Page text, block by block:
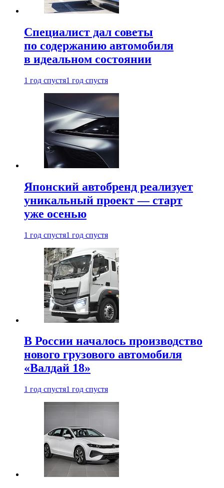
Специалист дал советы
по содержанию автомобиля
в идеальном состоянии
1 год спустя1 год спустя
Японский автобренд реализует
уникальный проект — старт
уже осенью
1 год спустя1 год спустя
В России началось производство
нового грузового автомобиля
«Валдай 18»
1 год спустя1 год спустя